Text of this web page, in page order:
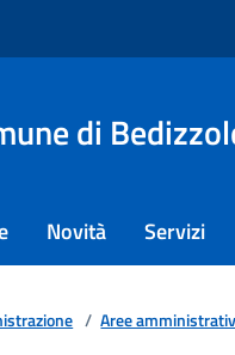
di
Novità Servizi
/ Aree